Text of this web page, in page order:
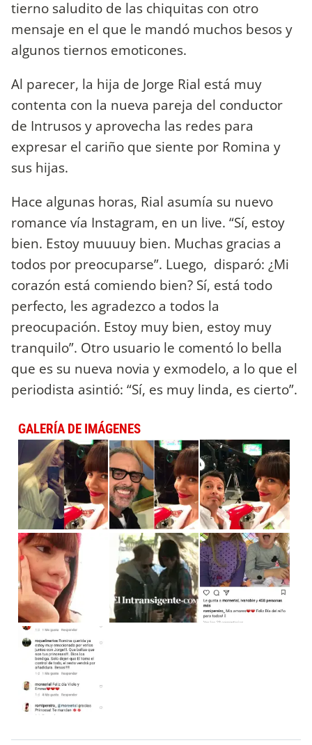
tierno saludito de las chiquitas con otro
mensaje en el que le mandó muchos besos y
algunos tiernos emoticones.
Al parecer, la hija de Jorge Rial está muy
contenta con la nueva pareja del conductor
de Intrusos y aprovecha las redes para
expresar el cariño que siente por Romina y
sus hijas.
Hace algunas horas, Rial asumía su nuevo
romance vía Instagram, en un live. “Sí, estoy
bien. Estoy muuuuy bien. Muchas gracias a
todos por preocuparse”. Luego, disparó: ¿Mi
corazón está comiendo bien? Sí, está todo
perfecto, les agradezco a todos la
preocupación. Estoy muy bien, estoy muy
tranquilo”. Otro usuario le comentó lo bella
que es su nueva novia y exmodelo, a lo que el
periodista asintió: “Sí, es muy linda, es cierto”.
GALERÍA DE IMÁGENES